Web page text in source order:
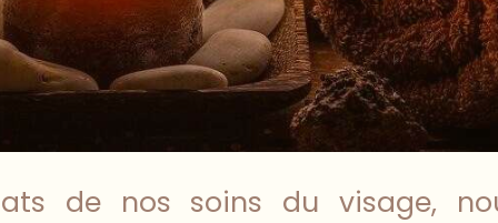
de nos soins du visage,